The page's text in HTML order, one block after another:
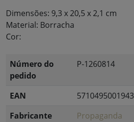
Dimensões: 9,3 x 20,5 x 2,1 cm
Material: Borracha
Cor:
Número do
pedido
P-1260814
EAN
5710495001943
Fabricante
Propaganda